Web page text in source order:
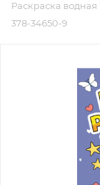
Раскраска
378-34650-9